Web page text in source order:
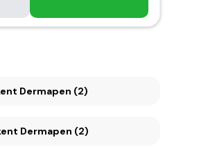
Konutkent Dermapen (2)
Beysukent Dermapen (2)